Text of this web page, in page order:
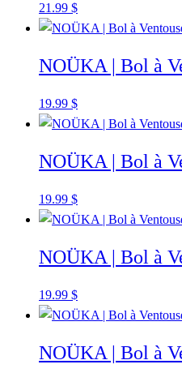
21.99 $
NOÜKA | Bol à
19.99 $
NOÜKA | Bol à
19.99 $
NOÜKA | Bol à
19.99 $
NOÜKA | Bol à